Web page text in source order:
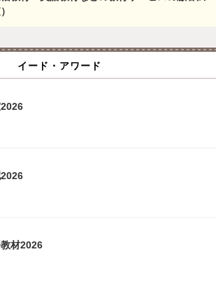
イード・アワード
材2026